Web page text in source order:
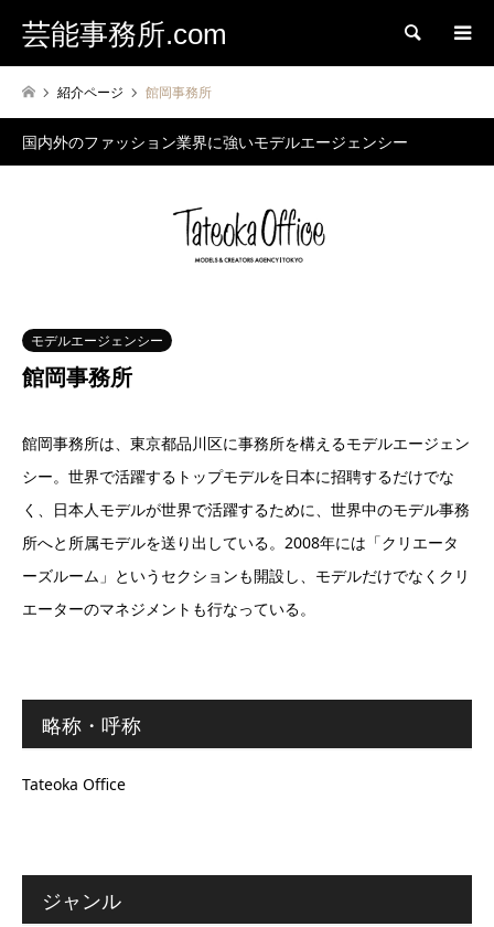
芸能事務所.com 検索
紹介ページ 館岡事務所
国内外のファッション業界に強いモデルエージェンシー
モデルエージェンシー
館岡事務所
館岡事務所は、東京都品川区に事務所を構えるモデルエージェン
シー。世界で活躍するトップモデルを日本に招聘するだけでな
く、日本人モデルが世界で活躍するために、世界中のモデル事務
所へと所属モデルを送り出している。2008年には「クリエータ
ーズルーム」というセクションも開設し、モデルだけでなくクリ
エーターのマネジメントも行なっている。
略称・呼称
Tateoka Office
ジャンル